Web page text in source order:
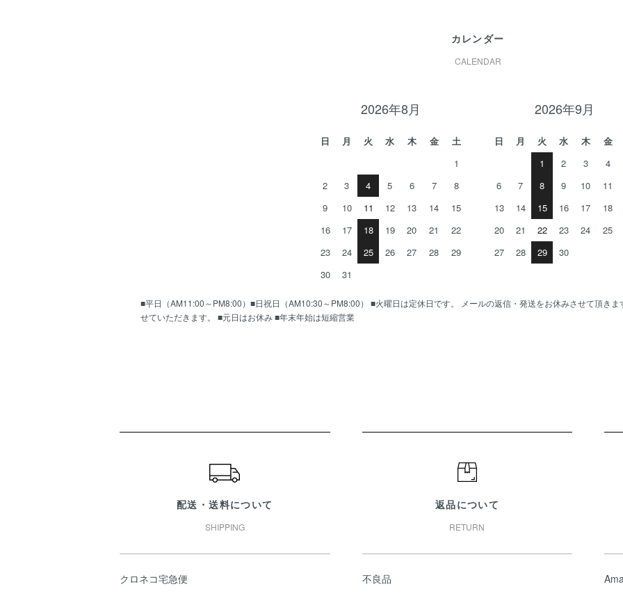
カレンダー
CALENDAR
2026年8月
日 月 火 水 木 金
土
1
2
3 4 5 6 7
8
9
10 11 12 13 14
15
16
17 18 19 20 21
22
23
24 25 26 27 28
29
30
31
2026年9月
日 月 火 水 木 金
1
2 3 4
6
7 8 9 10 11
13
14 15 16 17 18
20
21 22 23 24 25
27
28 29 30
■平日（AM11:00～PM8:00）■日祝日（AM10:30～PM8:00） ■火曜日は定休日です。 メールの返信・発送をお休みさせて頂き
せていただきます。 ■元日はお休み ■年末年始は短縮営業
配送・送料について
SHIPPING
クロネコ宅急便
返品について
RETURN
不良品